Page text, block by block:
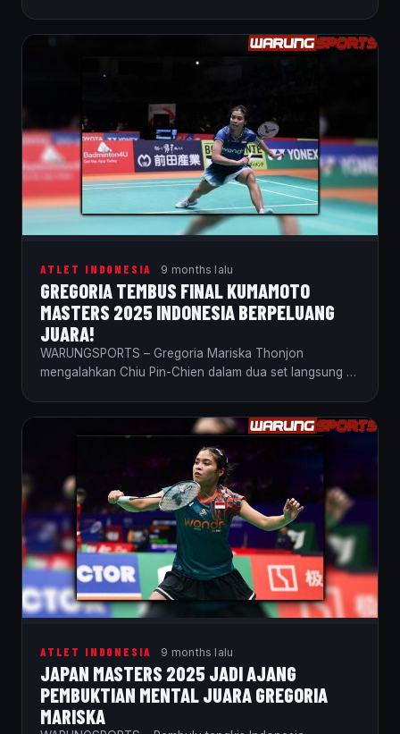
ATLET INDONESIA 9 months lalu
GREGORIA TEMBUS FINAL KUMAMOTO
MASTERS 2025 INDONESIA BERPELUANG
JUARA!
WARUNGSPORTS – Gregoria Mariska Thonjon
mengalahkan Chiu Pin-Chien dalam dua set langsung di
ATLET INDONESIA 9 months lalu
JAPAN MASTERS 2025 JADI AJANG
PEMBUKTIAN MENTAL JUARA GREGORIA
MARISKA